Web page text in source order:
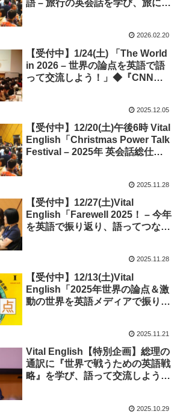
語 – 旅行の英会話を学び、旅につ
2026.02.20
【受付中】1/24(土) 「The World
in 2026 – 世界の論点を英語で語
って交流しよう！」◆『CNN
2025.12.05
【受付中】12/20(土)午後6時 Vital
English「Christmas Power Talk
Festival – 2025年 英会話総仕上
2025.11.28
【受付中】12/27(土)Vital
English「Farewell 2025！ – 今年
を英語で振り返り、語ってつなが
2025.11.28
【受付中】12/13(土)Vital
English「2025年世界の論点＆激
動の世界を英語メディアで振り返
2025.11.21
Vital English【特別企画】総理の
通訳に『世界で戦うための英語戦
略』を学び、語って交流しよう！
2025.10.29